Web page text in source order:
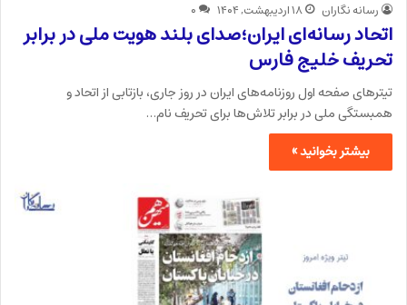
رسانه نگاران ۱۸ اردیبهشت, ۱۴۰۴ ۰
اتحاد رسانه‌ای ایران؛صدای بلند هویت ملی در برابر
تحریف خلیج فارس
تیترهای صفحه اول روزنامه‌های ایران در روز جاری، بازتابی از اتحاد و
همبستگی ملی در برابر تلاش‌ها برای تحریف نام…
بیشتر بخوانید »